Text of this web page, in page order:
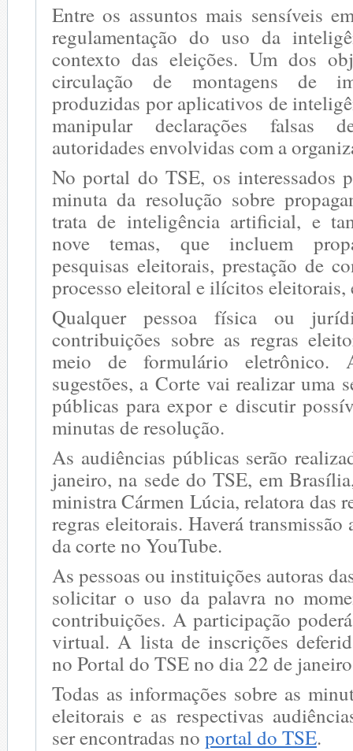
Entre os assuntos mais sensíveis
regulamentação do uso da
contexto das eleições. Um dos
circulação de montagens de
produzidas por aplicativos de
manipular declarações falsas
autoridades envolvidas com a
No portal do TSE, os interessados
minuta da resolução sobre
trata de inteligência artificial, e
nove temas, que incluem
pesquisas eleitorais, prestação de
processo eleitoral e ilícitos eleitorais,
Qualquer pessoa física ou
contribuições sobre as regras
meio de formulário eletrônico.
sugestões, a Corte vai realizar uma
públicas para expor e discutir
minutas de resolução.
As audiências públicas serão
janeiro, na sede do TSE, em
ministra Cármen Lúcia, relatora das
regras eleitorais. Haverá
da corte no YouTube.
As pessoas ou instituições autoras
solicitar o uso da palavra no
contribuições. A participação
virtual. A lista de inscrições
no Portal do TSE no dia 22 de
Todas as informações sobre as
eleitorais e as respectivas
ser encontradas no portal do TSE.